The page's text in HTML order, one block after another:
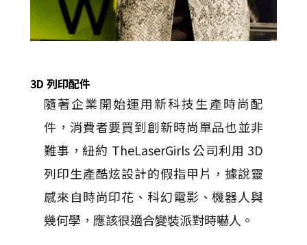
3D 列印配件
隨著企業開始運用新科技生產時尚配
件，消費者要買到創新時尚單品也並非
難事，紐約 TheLaserGirls 公司利用 3D
列印生產酷炫設計的假指甲片，據說靈
感來自時尚印花、科幻電影、機器人與
幾何學，應該很適合變裝派對時嚇人。